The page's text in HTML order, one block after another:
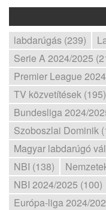
labdarúgás (239)
Serie A 2024/2025
Premier League
TV közvetítések (195)
Bundesliga 2024/
Szoboszlai Dominik
Magyar labdarúgó
NBI (138)
NBI 2024/2025 (100)
Európa-liga 2024/